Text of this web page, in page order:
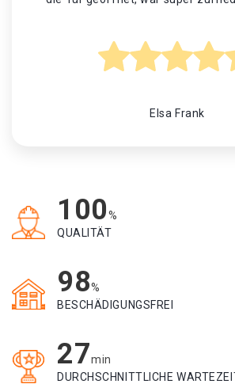
Elsa Frank
100%
QUALITÄT
98%
BESCHÄDIGUNGSFREI
27min
DURCHSCHNITTLICHE